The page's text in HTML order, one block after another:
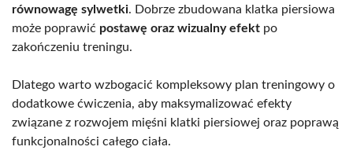
równowagę sylwetki. Dobrze zbudowana klatka piersiowa
może poprawić postawę oraz wizualny efekt po
zakończeniu treningu.
Dlatego warto wzbogacić kompleksowy plan treningowy o
dodatkowe ćwiczenia, aby maksymalizować efekty
związane z rozwojem mięśni klatki piersiowej oraz poprawą
funkcjonalności całego ciała.